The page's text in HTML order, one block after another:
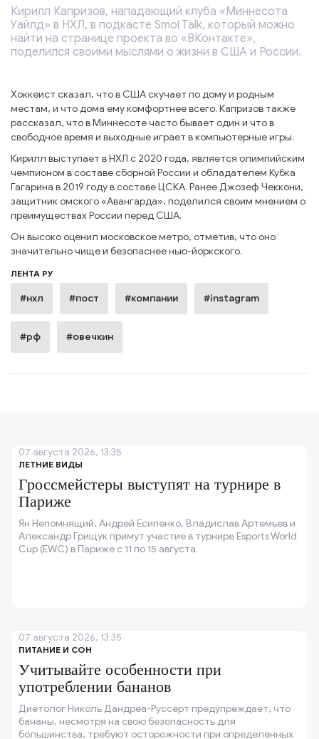
Кирилл Капризов, нападающий клуба «Миннесота
Уайлд» в НХЛ, в подкасте Smol Talk, который можно
найти на странице проекта во «ВКонтакте»,
поделился своими мыслями о жизни в США и России.
Хоккеист сказал, что в США скучает по дому и родным
местам, и что дома ему комфортнее всего. Капризов также
рассказал, что в Миннесоте часто бывает один и что в
свободное время и выходные играет в компьютерные игры.
Кирилл выступает в НХЛ с 2020 года, является олимпийским
чемпионом в составе сборной России и обладателем Кубка
Гагарина в 2019 году в составе ЦСКА. Ранее Джозеф Чеккони,
защитник омского «Авангарда», поделился своим мнением о
преимуществах России перед США.
Он высоко оценил московское метро, отметив, что оно
значительно чище и безопаснее нью-йоркского.
ЛЕНТА РУ
#нхл #пост #компании #instagram
#рф #овечкин
ЛЕТНИЕ ВИДЫ
Гроссмейстеры выступят на турнире в
Париже
Ян Непомнящий, Андрей Есипенко, Владислав Артемьев и
Александр Грищук примут участие в турнире Esports World
Cup (EWC) в Париже с 11 по 15 августа.
07 августа 2026, 13:35
ПИТАНИЕ И СОН
Учитывайте особенности при
употреблении бананов
Диетолог Николь Дандреа-Руссерт предупреждает, что
бананы, несмотря на свою безопасность для
большинства, требуют осторожности при определённых
07 августа 2026, 13:35